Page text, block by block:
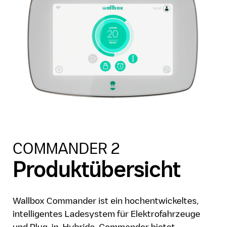
COMMANDER 2
Produktübersicht
Wallbox Commander ist ein hochentwickeltes,
intelligentes Ladesystem für Elektrofahrzeuge